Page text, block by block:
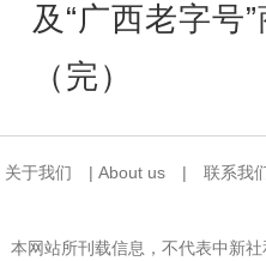
及“广西老字号
（完）
关于我们 | About us | 联系我
本网站所刊载信息，不代表中新